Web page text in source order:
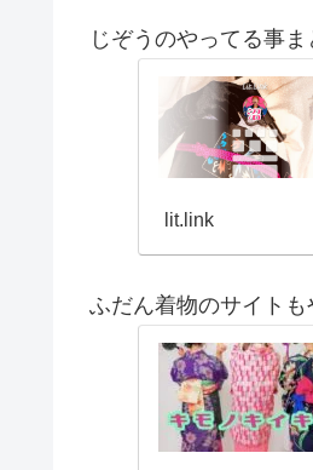
じぞうのやってる事ま
lit.link
ふだん着物のサイト